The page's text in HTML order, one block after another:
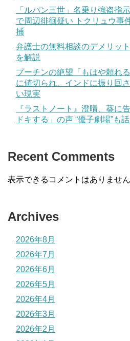
「ルパン三世」名乗り強盗指
で周辺徘徊疑い トクリュウ事
捕
弁護士の無料相談のデメリッ
を解説
プーチンの絶望「もはや頼れ
に値切られ、インドに振り回
い現実
『ラストノート』澄晴、葵に
ドキする」の声 “優子劇場”も
Recent Comments
表示できるコメントはありません
Archives
2026年8月
2026年7月
2026年6月
2026年5月
2026年4月
2026年3月
2026年2月